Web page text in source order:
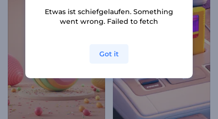
Etwas ist schiefgelaufen. Something
went wrong. Failed to fetch
Got it